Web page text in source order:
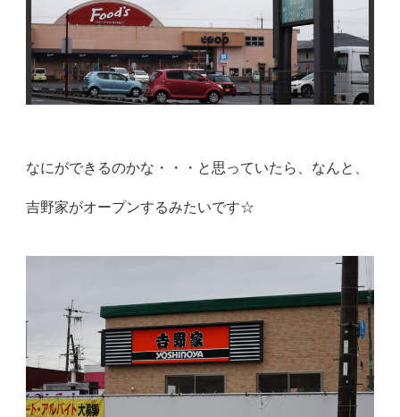
なにができるのかな・・・と思っていたら、なんと、
吉野家がオープンするみたいです☆